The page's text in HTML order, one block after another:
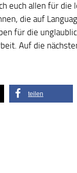
euch allen für die
die auf
für die
Auf die
teilen